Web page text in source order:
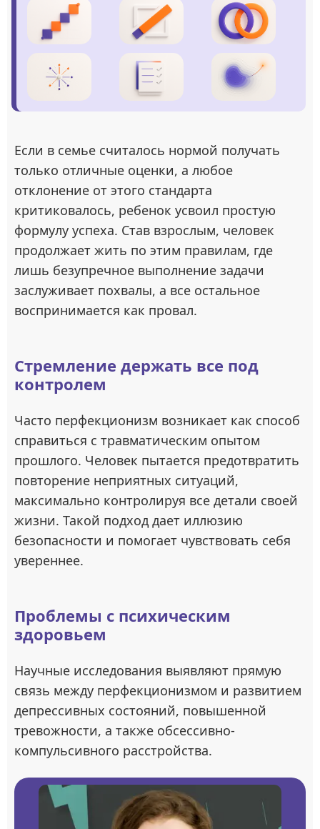
Если в семье считалось нормой получать
только отличные оценки, а любое
отклонение от этого стандарта
критиковалось, ребенок усвоил простую
формулу успеха. Став взрослым, человек
продолжает жить по этим правилам, где
лишь безупречное выполнение задачи
заслуживает похвалы, а все остальное
воспринимается как провал.
Стремление держать все под
контролем
Часто перфекционизм возникает как способ
справиться с травматическим опытом
прошлого. Человек пытается предотвратить
повторение неприятных ситуаций,
максимально контролируя все детали своей
жизни. Такой подход дает иллюзию
безопасности и помогает чувствовать себя
увереннее.
Проблемы с психическим
здоровьем
Научные исследования выявляют прямую
связь между перфекционизмом и развитием
депрессивных состояний, повышенной
тревожности, а также обсессивно-
компульсивного расстройства.